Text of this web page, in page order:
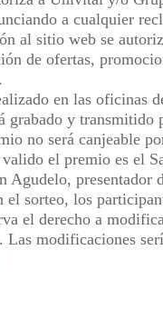
a cualquier
al sitio web se
de ofertas,
en las oficinas
grabado y transmitido
no será canjeable
el premio es el
Agudelo, presentador
sorteo, los
el derecho a
Las modificaciones